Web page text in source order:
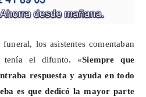
los asistentes comentaban
tenía el difunto. «Siempre que
respuesta y ayuda en todo
es que dedicó la mayor parte